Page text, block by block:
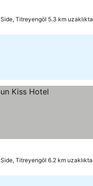
Side, Titreyengöl 5.3 km uzaklıkta
Side, Titreyengöl 6.2 km uzaklıkta